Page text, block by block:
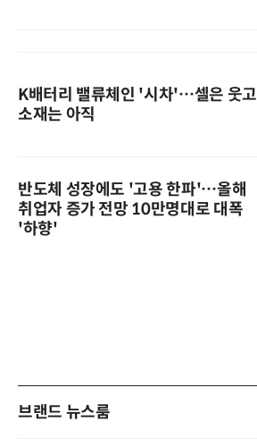
K배터리 밸류체인 '시차'…셀은 웃고
소재는 아직
반도체 성장에도 '고용 한파'…올해
취업자 증가 전망 10만명대로 대폭
'하향'
브랜드 뉴스룸